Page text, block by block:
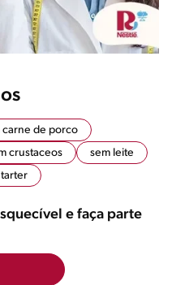
carne de porco
crustaceos
sem leite
e faça parte